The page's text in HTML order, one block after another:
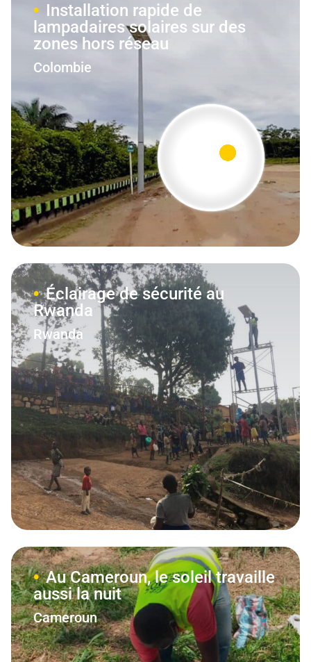
Installation rapide de
lampadaires solaires sur des
zones hors réseau
Colombie
Éclairage de sécurité au
Rwanda
Rwanda
Au Cameroun, le soleil travaille
aussi la nuit
Cameroun